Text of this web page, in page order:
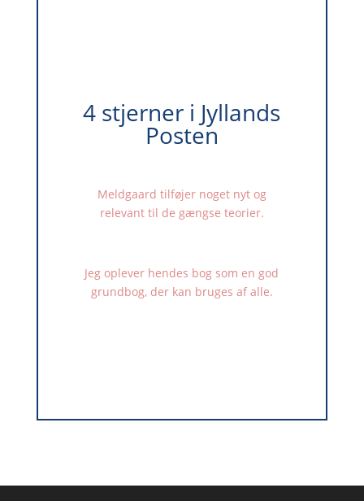
4 stjerner i Jyllands
Posten
Meldgaard tilføjer noget nyt og
relevant til de gængse teorier.
Jeg oplever hendes bog som en god
grundbog, der kan bruges af alle.